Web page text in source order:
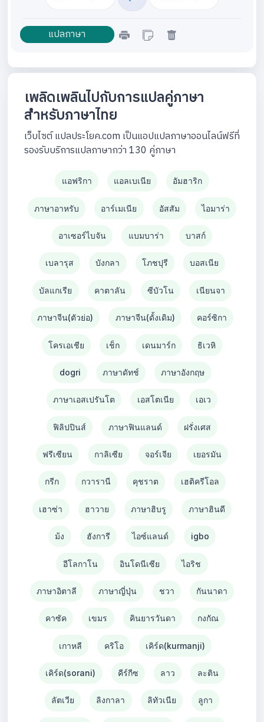
เพลิดเพลินไปกับการแปลคู่ภาษา
สำหรับภาษาไทย
เว็บไซต์ แปลประโยค.com เป็นแอปแปลภาษาออนไลน์ฟรีที่
รองรับบริการแปลภาษากว่า 130 คู่ภาษา
แอฟริกา แอลเบเนีย อัมฮาริก
ภาษาอาหรับ อาร์เมเนีย อัสสัม ไอมาร่า
อาเซอร์ไบจัน แบมบาร่า บาสก์
เบลารุส บังกลา โภชปุรี บอสเนีย
บัลแกเรีย คาตาลัน ซีบัวโน เนียนจา
ภาษาจีน(ตัวย่อ) ภาษาจีน(ดั้งเดิม) คอร์ซิกา
โครเอเชีย เช็ก เดนมาร์ก ธิเวหิ
dogri ภาษาดัทช์ ภาษาอังกฤษ
ภาษาเอสเปรันโต เอสโตเนีย เอเว
ฟิลิปปินส์ ภาษาฟินแลนด์ ฝรั่งเศส
ฟรีเซียน กาลิเซีย จอร์เจีย เยอรมัน
กรีก กวารานี คุชราต เฮติครีโอล
เฮาซ่า ฮาวาย ภาษาฮิบรู ภาษาฮินดี
ม้ง ฮังการี ไอซ์แลนด์ igbo
อีโลกาโน อินโดนีเซีย ไอริช
ภาษาอิตาลี ภาษาญี่ปุ่น ชวา กันนาดา
คาซัค เขมร คินยารวันดา กงกัณ
เกาหลี คริโอ เคิร์ด(kurmanji)
เคิร์ด(sorani) คีร์กีซ ลาว ละติน
ลัตเวีย ลิงกาลา ลิทัวเนีย ลูกา